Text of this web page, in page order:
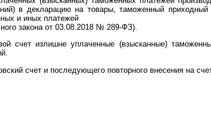
в декларацию на товары, таможенный
и иных платежей
закона от 03.08.2018 № 289-ФЗ).
счет излишне уплаченные (взысканные)
счет и последующего повторного внесения на